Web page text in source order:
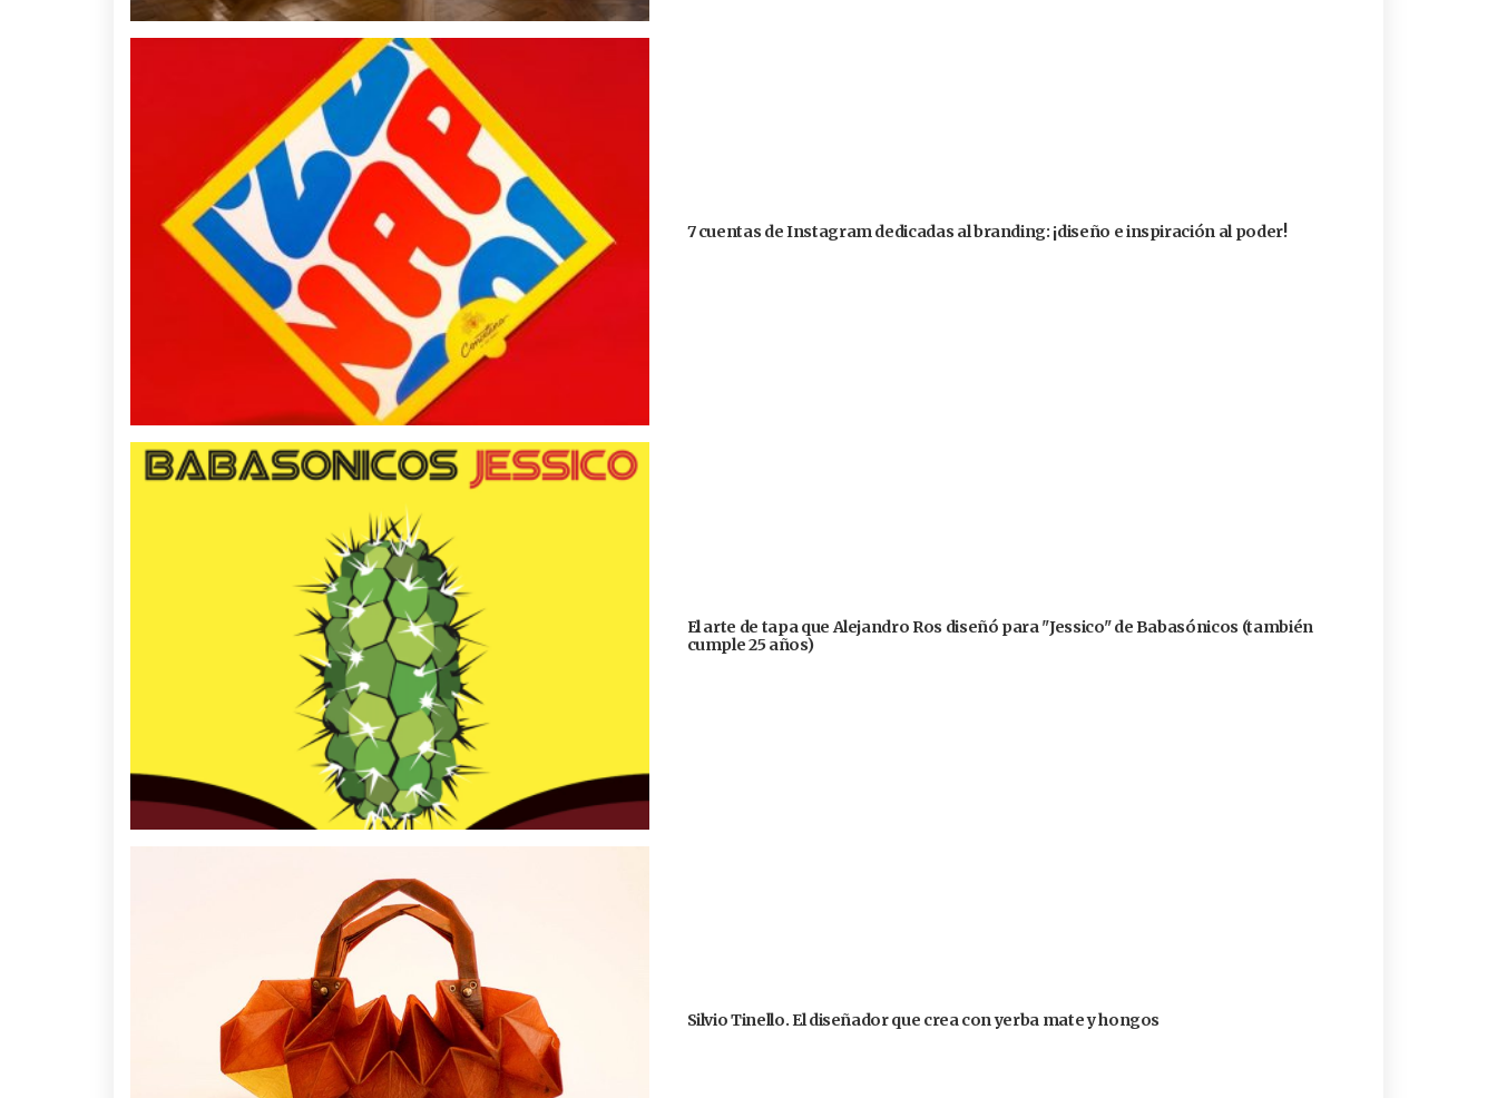
7 cuentas de Instagram dedicadas al branding: ¡diseño e inspiración al poder!
El arte de tapa que Alejandro Ros diseñó para "Jessico" de Babasónicos (también
cumple 25 años)
Silvio Tinello. El diseñador que crea con yerba mate y hongos